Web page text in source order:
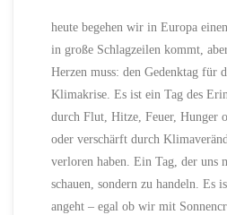
heute begehen wir in Europa
in große Schlagzeilen kommt,
Herzen muss: den Gedenktag für
Klimakrise. Es ist ein Tag des
durch Flut, Hitze, Feuer, Hunger
oder verschärft durch
verloren haben. Ein Tag, der uns
schauen, sondern zu handeln. Es
angeht – egal ob wir mit